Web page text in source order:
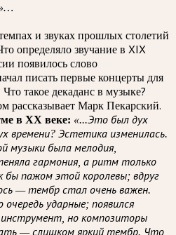
и звуках прошлых столетий
определяло звучание в XIX
появилось слово
писать первые концерты для
такое декаданс в музыке?
рассказывает Марк Пекарский.
в ХХ веке: «...Это был дух
времени? Эстетика изменилась.
музыки была мелодия,
гармония, а ритм только
бы пажом этой королевы; вдруг
— тембр стал очень важен.
ударные; появился
но композиторы
— слишком яркий тембр. Что